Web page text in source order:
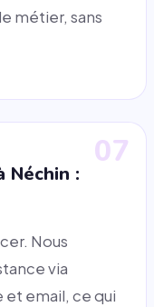
métier, sans
07
:
Nous
via
email, ce qui